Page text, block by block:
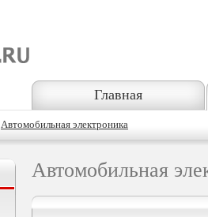
Главная
Автомобильная электроника
Автомобильная